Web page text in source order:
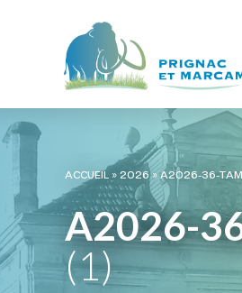
ACCUEIL»2026»A2026-36-
A2026-
(1)